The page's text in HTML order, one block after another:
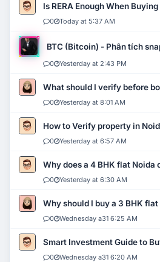
Is RERA Enough When
0 Today at 5:37 AM
BTC (Bitcoin) - Phân tích
0 Yesterday at 2:43 PM
What should I verify before
0 Yesterday at 8:01 AM
How to Verify property in
0 Yesterday at 6:57 AM
Why does a 4 BHK flat Noida
0 Yesterday at 6:30 AM
Why should I buy a 3 BHK
0 Wednesday a31 6:25 AM
Smart Investment Guide to
0 Wednesday a31 6:20 AM